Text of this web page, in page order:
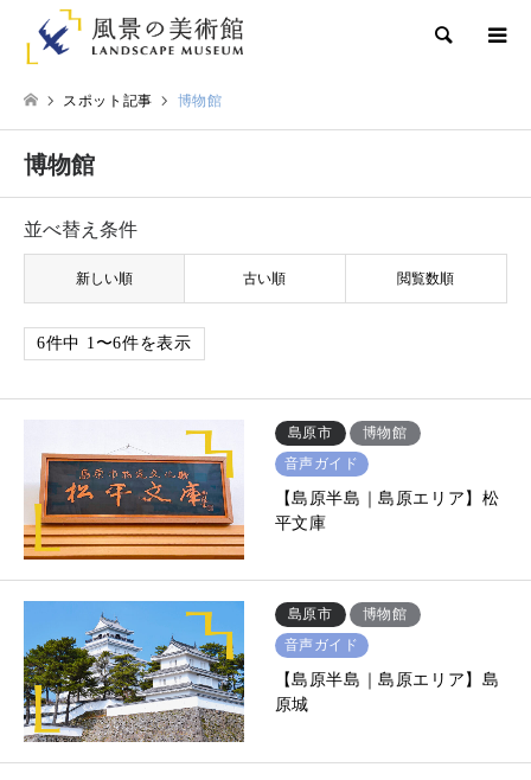
検索
スポット記事 博物館
博物館
並べ替え条件
新しい順 古い順 閲覧数順
6件中 1〜6件を表示
島原市
博物館
音声ガイド
【島原半島｜島原エリア】松
平文庫
島原市
博物館
音声ガイド
【島原半島｜島原エリア】島
原城